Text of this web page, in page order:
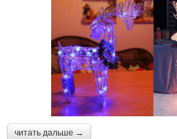
читать дальше →